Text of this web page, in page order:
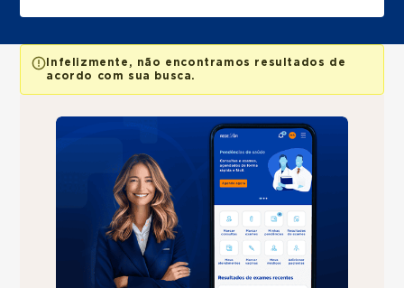
Infelizmente, não encontramos resultados de
acordo com sua busca.